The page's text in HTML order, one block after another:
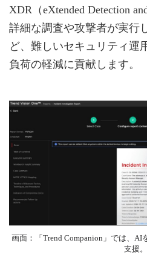
XDR（eXtended Detection
詳細な調査や攻撃者が実行
ど、難しいセキュリティ運
負荷の軽減に貢献します。
画面：「Trend Companion」では、AI
支援。